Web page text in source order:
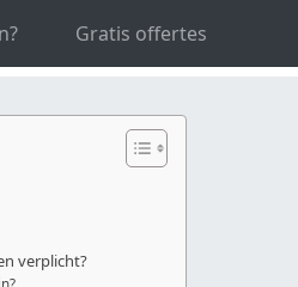
Gratis offertes
verplicht?